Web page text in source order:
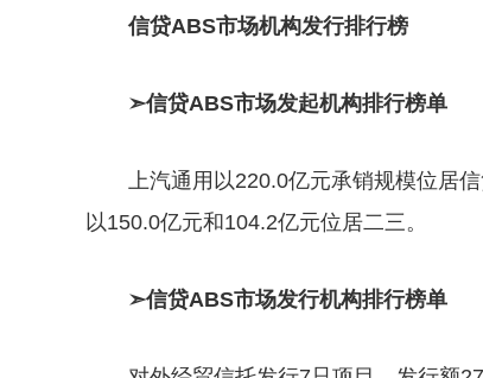
信贷ABS市场机构发行排行榜
➣信贷ABS市场发起机构排行榜单
上汽通用以220.0亿元承销规模位居
以150.0亿元和104.2亿元位居二三。
➣信贷ABS市场发行机构排行榜单